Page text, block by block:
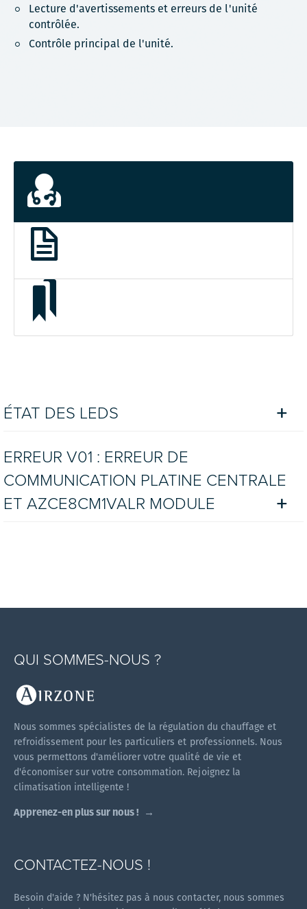
Lecture d'avertissements et erreurs de l'unité
contrôlée.
Contrôle principal de l'unité.
ÉTAT DES LEDS
ERREUR V01 : ERREUR DE
COMMUNICATION PLATINE CENTRALE
ET AZCE8CM1VALR MODULE
QUI SOMMES-NOUS ?
Nous sommes spécialistes de la régulation du chauffage et
refroidissement pour les particuliers et professionnels. Nous
vous permettons d'améliorer votre qualité de vie et
d'économiser sur votre consommation. Rejoignez la
climatisation intelligente !
Apprenez-en plus sur nous !
CONTACTEZ-NOUS !
Besoin d'aide ? N'hésitez pas à nous contacter, nous sommes